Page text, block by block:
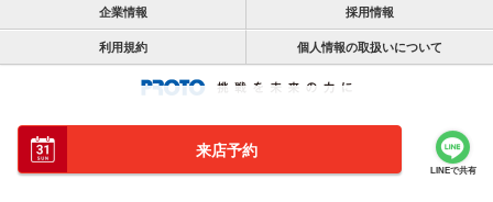
来店予約
LINEで共有
企業情報 採用情報
利用規約 個人情報の取扱いについて